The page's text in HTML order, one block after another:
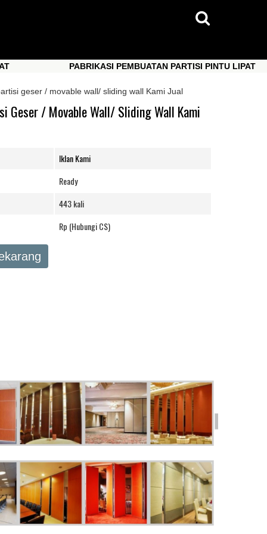
PABRIKASI PEMBUATAN PARTISI PINTU LIPAT
geser / movable wall/ sliding wall Kami Jual
Geser / Movable Wall/ Sliding Wall Kami
Iklan Kami
Ready
443 kali
Rp (Hubungi CS)